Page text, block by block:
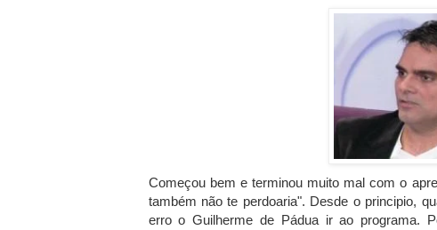
Começou bem e terminou muito mal com o
também não te perdoaria". Desde o principio,
erro o Guilherme de Pádua ir ao programa.